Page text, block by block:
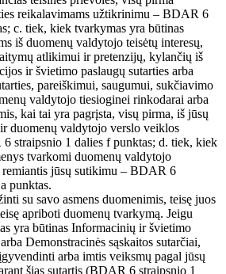
reikalavimams užtikrinimu – BDAR 6
c. tiek, kiek tvarkymas yra būtinas
iš duomenų valdytojo teisėtų interesų,
atlikimui ir pretenzijų, kylančių iš
ir švietimo paslaugų sutarties arba
pareiškimui, saugumui, sukčiavimo
valdytojo tiesioginei rinkodarai arba
kai tai yra pagrįsta, visų pirma, iš jūsų
duomenų valdytojo verslo veiklos
straipsnio 1 dalies f punktas; d. tiek, kiek
tvarkomi duomenų valdytojo
jūsų sutikimu – BDAR 6
punktas.
su savo asmens duomenimis, teisę juos
apriboti duomenų tvarkymą. Jeigu
yra būtinas Informacinių ir švietimo
Demonstracinės sąskaitos sutarčiai,
arba imtis veiksmų pagal jūsų
šias sutartis (BDAR 6 straipsnio 1